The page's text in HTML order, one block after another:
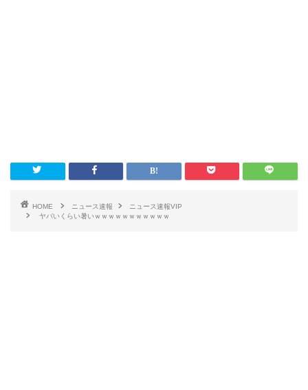
HOME ニュース速報
ニュース速報VIP
ヤバいくらい暑いｗｗｗｗｗｗｗｗｗｗｗ